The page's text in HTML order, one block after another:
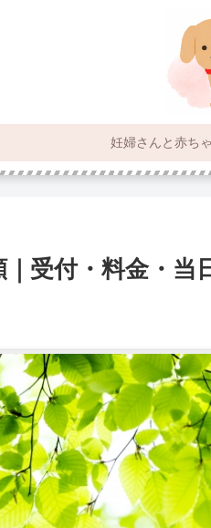
妊婦さんと赤ち
受付・料金・当